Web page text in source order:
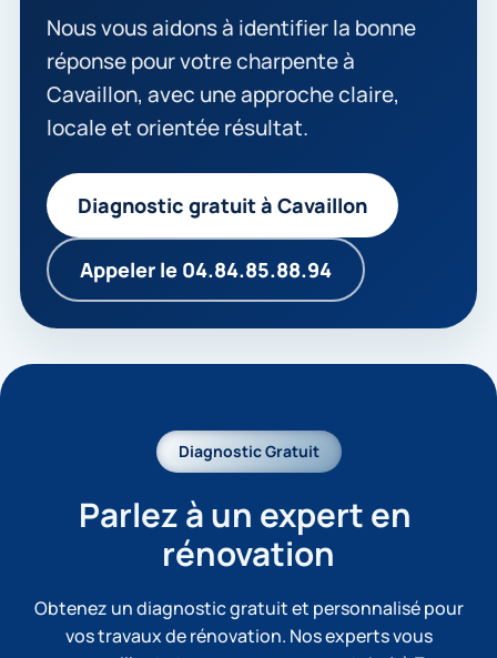
Nous vous aidons à identifier la bonne
réponse pour votre charpente à
Cavaillon, avec une approche claire,
locale et orientée résultat.
Diagnostic gratuit à Cavaillon
Appeler le 04.84.85.88.94
Diagnostic Gratuit
Parlez à un expert en
rénovation
Obtenez un diagnostic gratuit et personnalisé pour
vos travaux de rénovation. Nos experts vous